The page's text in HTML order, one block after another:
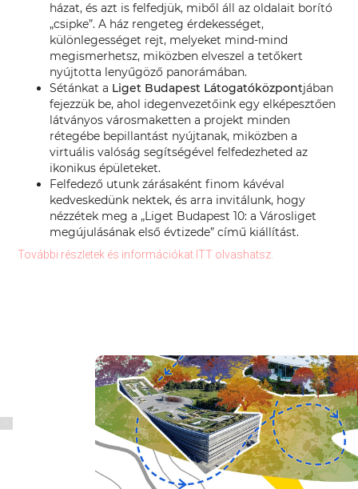
házat, és azt is felfedjük, miből áll az oldalait borító
„csipke”. A ház rengeteg érdekességet,
különlegességet rejt, melyeket mind-mind
megismerhetsz, miközben elveszel a tetőkert
nyújtotta lenyűgöző panorámában.
Sétánkat a Liget Budapest Látogatóközpontjában
fejezzük be, ahol idegenvezetőink egy elképesztően
látványos városmaketten a projekt minden
rétegébe bepillantást nyújtanak, miközben a
virtuális valóság segítségével felfedezheted az
ikonikus épületeket.
Felfedező utunk zárásaként finom kávéval
kedveskedünk nektek, és arra invitálunk, hogy
nézzétek meg a „Liget Budapest 10: a Városliget
megújulásának első évtizede” című kiállítást.
További részletek és információkat ITT olvashatsz.